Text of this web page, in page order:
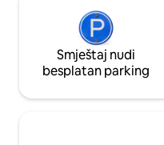
Smještaj nudi
besplatan parking